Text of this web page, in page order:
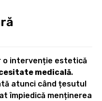
o intervenție estetică
medicală.
atunci când țesutul
împiedică menținerea